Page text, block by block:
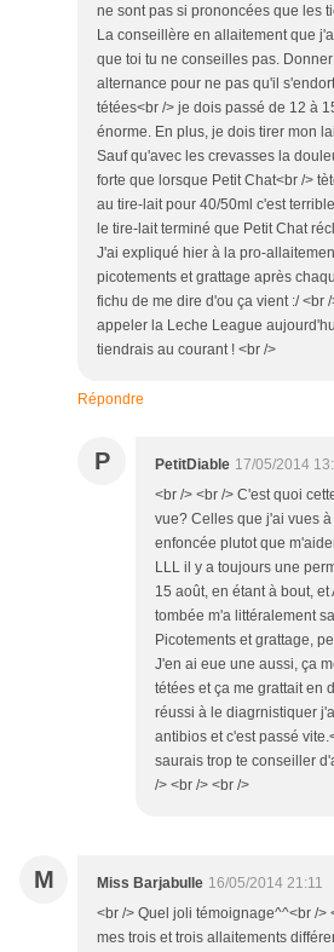
ne sont pas si prononcées que les
La conseillère en allaitement que
que toi tu ne conseilles pas.
alternance pour ne pas qu'il
tétées<br /> je dois passé de 12 à
énorme. En plus, je dois tirer mon
Sauf qu'avec les crevasses la
forte que lorsque Petit Chat<br />
au tire-lait pour 40/50ml c'est
le tire-lait terminé que Petit Chat
J'ai expliqué hier à la pro-
picotements et grattage après
fichu de me dire d'ou ça vient :/ <br
appeler la Leche League
tiendrais au courant ! <br />
Répondre
P PetitDiable 17/05/2014
<br /> <br /> C'est quoi
vue? Celles que j'ai vues
enfoncée plutot que
LLL il y a toujours une
15 août, en étant à bout,
tombée m'a littéralement
Picotements et grattage,
J'en ai eue une aussi, ça
tétées et ça me grattait en
réussi à le diagrnistiquer
antibios et c'est passé
saurais trop te conseiller
/> <br /> <br />
M Miss Barjabulle 16/05/2014 21:11
<br /> Quel joli témoignage^^<br />
mes trois et trois allaitements